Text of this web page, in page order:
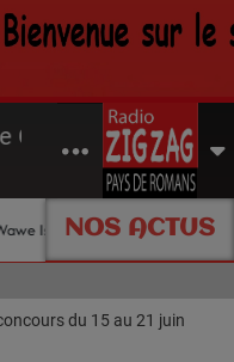
NOS ACTUS
Island Les
du 15 au 21 juin